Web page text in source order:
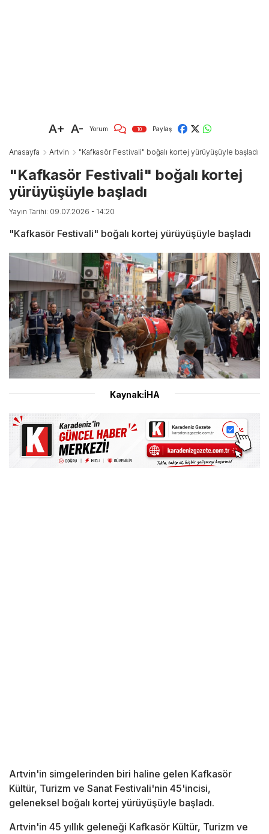
A+ A- Yorum 10 Paylaş
Anasayfa Artvin "Kafkasör Festivali" boğalı kortej yürüyüşüyle başladı
"Kafkasör Festivali" boğalı kortej
yürüyüşüyle başladı
Yayın Tarihi: 09.07.2026 - 14:20
"Kafkasör Festivali" boğalı kortej yürüyüşüyle başladı
Kaynak:İHA
Artvin'in simgelerinden biri haline gelen Kafkasör
Kültür, Turizm ve Sanat Festivali'nin 45'incisi,
geleneksel boğalı kortej yürüyüşüyle başladı.
Artvin'in 45 yıllık geleneği Kafkasör Kültür, Turizm ve